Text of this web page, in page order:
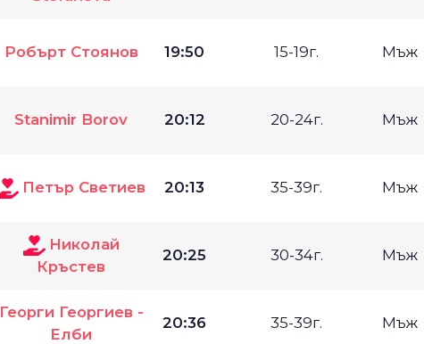
Робърт Стоянов 19:50 15-19г. Мъж
Stanimir Borov 20:12 20-24г. Мъж
Петър Светиев 20:13 35-39г. Мъж
Николай
Кръстев
20:25 30-34г. Мъж
Георги Георгиев -
Елби
20:36 35-39г. Мъж